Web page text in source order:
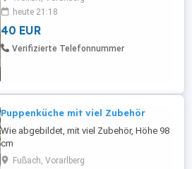
heute 21:18
40 EUR
Verifizierte Telefonnummer
Puppenküche mit viel Zubehör
Wie abgebildet, mit viel Zubehör, Höhe 98
cm
Fußach, Vorarlberg